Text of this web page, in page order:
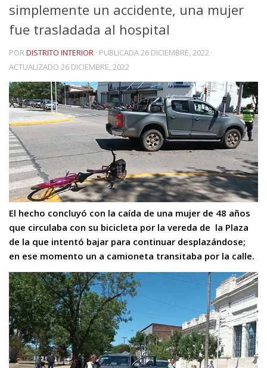
simplemente un accidente, una mujer
fue trasladada al hospital
PORDISTRITO INTERIOR · PUBLICADA26 DICIEMBRE, 2022 ·
ACTUALIZADO 26 DICIEMBRE, 2022
El hecho concluyó con la caída de una mujer de 48 años
que circulaba con su bicicleta por la vereda de la Plaza
de la que intentó bajar para continuar desplazándose;
en ese momento un a camioneta transitaba por la calle.